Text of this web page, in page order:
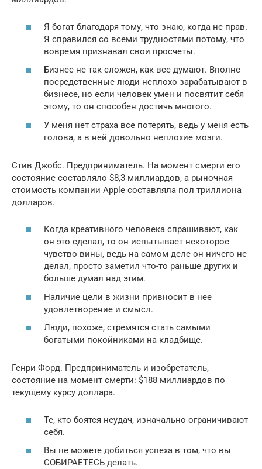
Я богат благодаря тому, что знаю, когда не прав.
Я справился со всеми трудностями потому, что
вовремя признавал свои просчеты.
Бизнес не так сложен, как все думают. Вполне
посредственные люди неплохо зарабатывают в
бизнесе, но если человек умен и посвятит себя
этому, то он способен достичь многого.
У меня нет страха все потерять, ведь у меня есть
голова, а в ней довольно неплохие мозги.
Стив Джобс. Предприниматель. На момент смерти его
состояние составляло $8,3 миллиардов, а рыночная
стоимость компании Apple составляла пол триллиона
долларов.
Когда креативного человека спрашивают, как
он это сделал, то он испытывает некоторое
чувство вины, ведь на самом деле он ничего не
делал, просто заметил что-то раньше других и
больше думал над этим.
Наличие цели в жизни привносит в нее
удовлетворение и смысл.
Люди, похоже, стремятся стать самыми
богатыми покойниками на кладбище.
Генри Форд. Предприниматель и изобретатель,
состояние на момент смерти: $188 миллиардов по
текущему курсу доллара.
Те, кто боятся неудач, изначально ограничивают
себя.
Вы не можете добиться успеха в том, что вы
СОБИРАЕТЕСЬ делать.